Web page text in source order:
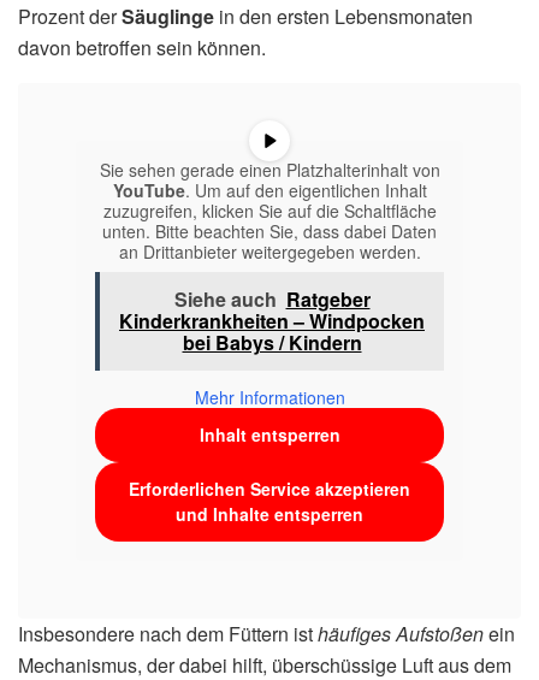
Prozent derSäuglinge in den ersten Lebensmonaten
davon betroffen sein können.
Sie sehen gerade einen Platzhalterinhalt von
YouTube. Um auf den eigentlichen Inhalt
zuzugreifen, klicken Sie auf die Schaltfläche
unten. Bitte beachten Sie, dass dabei Daten
an Drittanbieter weitergegeben werden.
Siehe auch Ratgeber
Kinderkrankheiten – Windpocken
bei Babys / Kindern
Mehr Informationen
Inhalt entsperren
Erforderlichen Service akzeptieren
und Inhalte entsperren
Insbesondere nach dem Füttern isthäufiges Aufstoßenein
Mechanismus, der dabei hilft, überschüssige Luft aus dem